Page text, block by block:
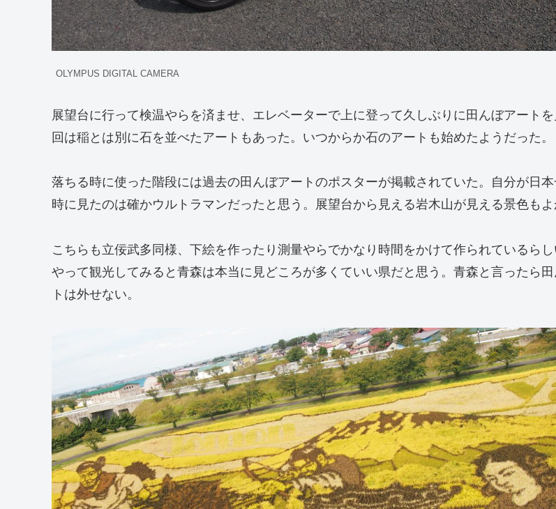
OLYMPUS DIGITAL CAMERA
展望台に行って検温やらを済ませ、エレベーターで上に登って久しぶりに田んぼアート
回は稲とは別に石を並べたアートもあった。いつからか石のアートも始めたようだった。
落ちる時に使った階段には過去の田んぼアートのポスターが掲載されていた。自分が日本
時に見たのは確かウルトラマンだったと思う。展望台から見える岩木山が見える景色もよ
こちらも立佞武多同様、下絵を作ったり測量やらでかなり時間をかけて作られているらし
やって観光してみると青森は本当に見どころが多くていい県だと思う。青森と言ったら
トは外せない。